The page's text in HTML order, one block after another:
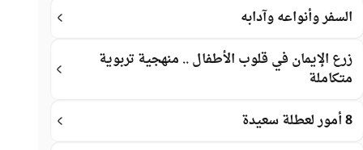
السفر وأنواعه وآدابه
زرع الإيمان في قلوب الأطفال .. منهجية تربوية
متكاملة
8 أمور لعطلة سعيدة